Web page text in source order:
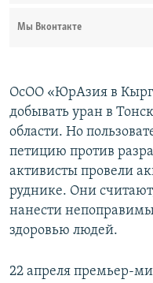
Мы Вконтакте
ОсОО «ЮрАзия в
добывать уран в
области. Но
петицию против
активисты провели
руднике. Они
нанести
здоровью людей.
22 апреля премьер-